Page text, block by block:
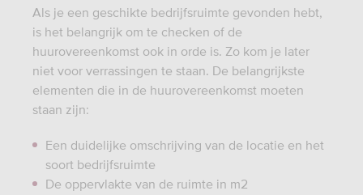
Als je een geschikte bedrijfsruimte gevonden hebt,
is het belangrijk om te checken of de
huurovereenkomst ook in orde is. Zo kom je later
niet voor verrassingen te staan. De belangrijkste
elementen die in de huurovereenkomst moeten
staan zijn:
Een duidelijke omschrijving van de locatie en het
soort bedrijfsruimte
De oppervlakte van de ruimte in m2